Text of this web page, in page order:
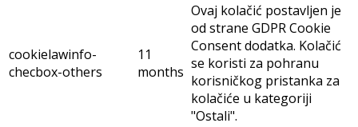
cookielawinfo-
checbox-others
11
months
Ovaj kolačić postavljen je
od strane GDPR Cookie
Consent dodatka. Kolačić
se koristi za pohranu
korisničkog pristanka za
kolačiće u kategoriji
"Ostali".